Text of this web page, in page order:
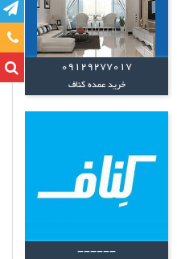
09129277017
خرید عمده کناف
------